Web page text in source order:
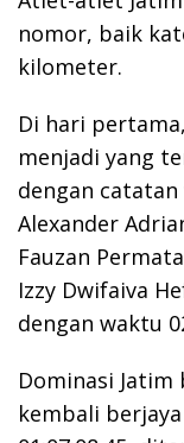
nomor, baik
kilometer.
Di hari
menjadi yang
dengan catatan
Alexander
Fauzan
Izzy Dwifaiva
dengan waktu
Dominasi
kembali